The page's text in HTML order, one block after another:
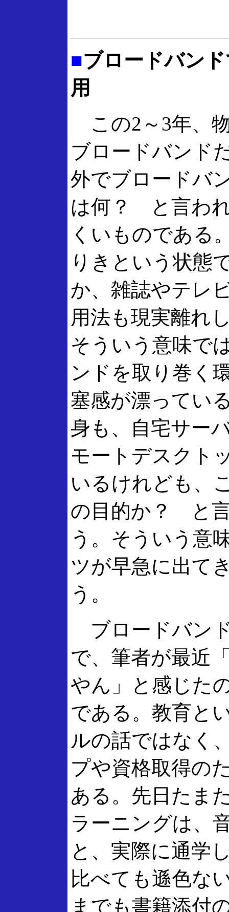
■ブロードバン
用
この2～3年、
ブロードバンド
外でブロードバ
は何？ と言わ
くいものである
りきという状態
か、雑誌やテレ
用法も現実離れ
そういう意味で
ンドを取り巻く
塞感が漂ってい
身も、自宅サー
モートデスクト
いるけれども、
の目的か？ と
う。そういう意
ツが早急に出て
う。
ブロードバン
で、筆者が最近
やん」と感じた
である。教育と
ルの話ではなく
プや資格取得の
ある。先日たま
ラーニングは、
と、実際に通学
比べても遜色な
までも書籍添付